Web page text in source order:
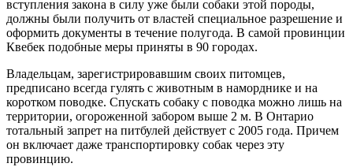
вступления закона в силу уже были собаки этой породы,
должны были получить от властей специальное разрешение и
оформить документы в течение полугода. В самой провинции
Квебек подобные меры приняты в 90 городах.
Владельцам, зарегистрировавшим своих питомцев,
предписано всегда гулять с животным в наморднике и на
коротком поводке. Спускать собаку с поводка можно лишь на
территории, огороженной забором выше 2 м. В Онтарио
тотальный запрет на питбулей действует с 2005 года. Причем
он включает даже транспортировку собак через эту
провинцию.